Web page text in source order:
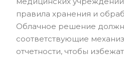
правила хранения и
Облачное решение
соответствующие
отчетности, чтобы